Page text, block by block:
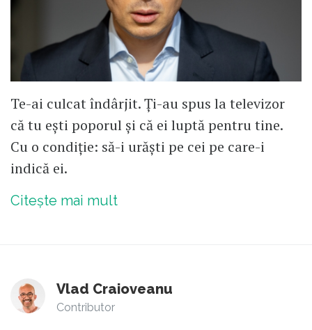
Te-ai culcat îndârjit. Ți-au spus la televizor
că tu ești poporul și că ei luptă pentru tine.
Cu o condiție: să-i urăști pe cei pe care-i
indică ei.
Citește mai mult
Vlad Craioveanu
Contributor